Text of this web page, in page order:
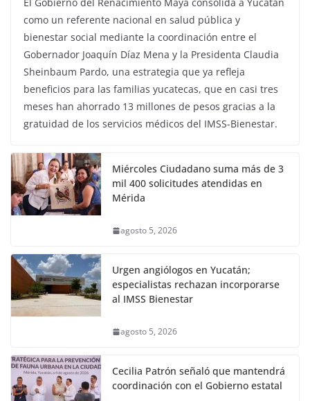
como un referente nacional en salud pública y
bienestar social mediante la coordinación entre el
Gobernador Joaquín Díaz Mena y la Presidenta Claudia
Sheinbaum Pardo, una estrategia que ya refleja
beneficios para las familias yucatecas, que en casi tres
meses han ahorrado 13 millones de pesos gracias a la
gratuidad de los servicios médicos del IMSS-Bienestar.
Miércoles Ciudadano suma más de 3
mil 400 solicitudes atendidas en
Mérida
agosto 5, 2026
Urgen angiólogos en Yucatán;
especialistas rechazan incorporarse
al IMSS Bienestar
agosto 5, 2026
Cecilia Patrón señaló que mantendrá
coordinación con el Gobierno estatal